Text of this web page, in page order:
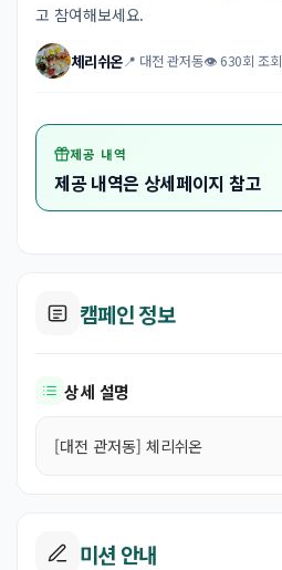
고 참여해보세요.
체리쉬온📍 대전 관저동👁 630회 조회
제공 내역
제공 내역은 상세페이지 참고
캠페인 정보
상세 설명
[대전 관저동] 체리쉬온
미션 안내